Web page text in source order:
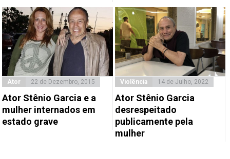
Ator 22 de Dezembro, 2015
Ator Stênio Garcia e a
mulher internados em
estado grave
Violência 14 de Julho, 2022
Ator Stênio Garcia
desrespeitado
publicamente pela
mulher